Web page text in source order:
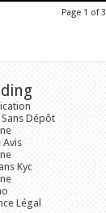
Page 1 of 3
Dépôt
Avis
Kyc
Légal